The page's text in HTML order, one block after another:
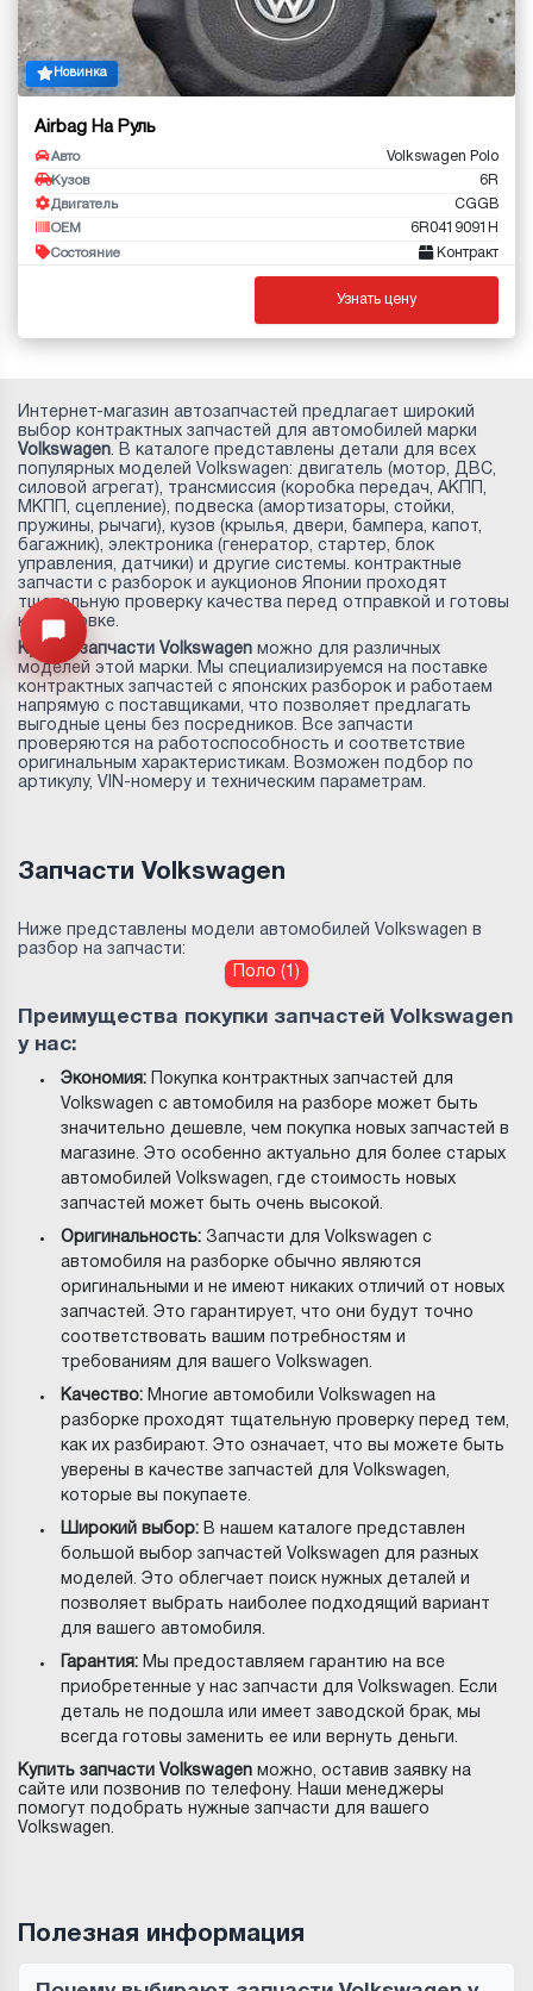
Новинка
Airbag На Руль
Авто Volkswagen Polo
Кузов 6R
Двигатель CGGB
OEM 6R0419091H
Состояние Контракт
Узнать цену
Открыть меню
Интернет-магазин автозапчастей предлагает широкий
выбор контрактных запчастей для автомобилей марки
Volkswagen. В каталоге представлены детали для всех
популярных моделей Volkswagen: двигатель (мотор, ДВС,
силовой агрегат), трансмиссия (коробка передач, АКПП,
МКПП, сцепление), подвеска (амортизаторы, стойки,
пружины, рычаги), кузов (крылья, двери, бампера, капот,
багажник), электроника (генератор, стартер, блок
управления, датчики) и другие системы. контрактные
запчасти с разборок и аукционов Японии проходят
тщательную проверку качества перед отправкой и готовы
к установке.
Купить запчасти Volkswagen можно для различных
моделей этой марки. Мы специализируемся на поставке
контрактных запчастей с японских разборок и работаем
напрямую с поставщиками, что позволяет предлагать
выгодные цены без посредников. Все запчасти
проверяются на работоспособность и соответствие
оригинальным характеристикам. Возможен подбор по
артикулу, VIN-номеру и техническим параметрам.
Запчасти Volkswagen
Ниже представлены модели автомобилей Volkswagen в
разбор на запчасти:
Поло (1)
Преимущества покупки запчастей Volkswagen
у нас:
Экономия: Покупка контрактных запчастей для
Volkswagen с автомобиля на разборе может быть
значительно дешевле, чем покупка новых запчастей в
магазине. Это особенно актуально для более старых
автомобилей Volkswagen, где стоимость новых
запчастей может быть очень высокой.
Оригинальность: Запчасти для Volkswagen с
автомобиля на разборке обычно являются
оригинальными и не имеют никаких отличий от новых
запчастей. Это гарантирует, что они будут точно
соответствовать вашим потребностям и
требованиям для вашего Volkswagen.
Качество: Многие автомобили Volkswagen на
разборке проходят тщательную проверку перед тем,
как их разбирают. Это означает, что вы можете быть
уверены в качестве запчастей для Volkswagen,
которые вы покупаете.
Широкий выбор: В нашем каталоге представлен
большой выбор запчастей Volkswagen для разных
моделей. Это облегчает поиск нужных деталей и
позволяет выбрать наиболее подходящий вариант
для вашего автомобиля.
Гарантия: Мы предоставляем гарантию на все
приобретенные у нас запчасти для Volkswagen. Если
деталь не подошла или имеет заводской брак, мы
всегда готовы заменить ее или вернуть деньги.
Купить запчасти Volkswagen можно, оставив заявку на
сайте или позвонив по телефону. Наши менеджеры
помогут подобрать нужные запчасти для вашего
Volkswagen.
Полезная информация